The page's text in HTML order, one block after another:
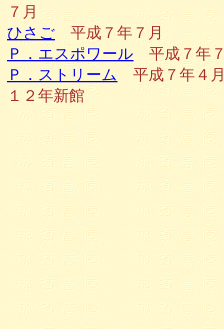
７月
ひさご 平成７年７月
Ｐ．エスポワール 平成７年
Ｐ．ストリーム 平成７年４
１２年新館